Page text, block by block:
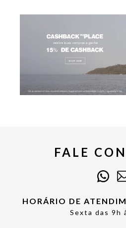
FALE
HORÁRIO DE
Sexta das 9h